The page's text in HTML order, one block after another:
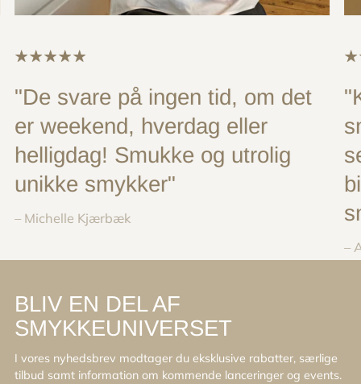
"De svare på ingen tid, om det
er weekend, hverdag eller
helligdag! Smukke og utrolig
unikke smykker"
– Michelle Kjærbæk
–
BLIV EN DEL AF
SMYKKEUNIVERSET
I vores nyhedsbrev modtager du eksklusive rabatter, særlige
tilbud samt information om kommende lanceringer og events.